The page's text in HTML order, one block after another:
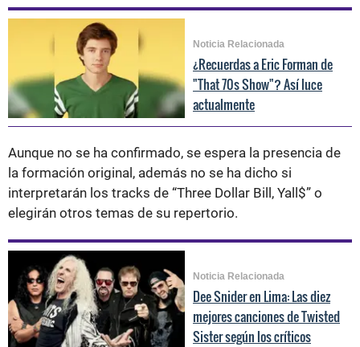
Noticia Relacionada
¿Recuerdas a Eric Forman de
"That 70s Show"? Así luce
actualmente
Aunque no se ha confirmado, se espera la presencia de
la formación original, además no se ha dicho si
interpretarán los tracks de “Three Dollar Bill, Yall$” o
elegirán otros temas de su repertorio.
Noticia Relacionada
Dee Snider en Lima: Las diez
mejores canciones de Twisted
Sister según los críticos